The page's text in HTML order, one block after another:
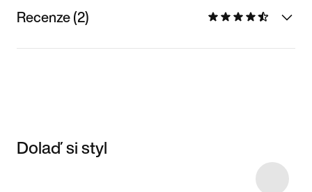
Recenze (2)
Dolaď si styl